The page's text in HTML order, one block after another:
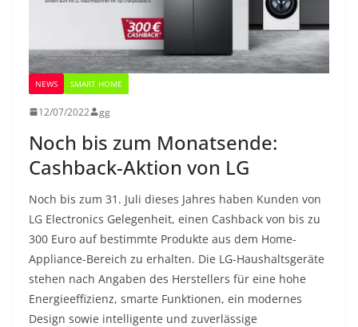
NEWS SMART HOME
12/07/2022 gg
Noch bis zum Monatsende:
Cashback-Aktion von LG
Noch bis zum 31. Juli dieses Jahres haben Kunden von
LG Electronics Gelegenheit, einen Cashback von bis zu
300 Euro auf bestimmte Produkte aus dem Home-
Appliance-Bereich zu erhalten. Die LG-Haushaltsgeräte
stehen nach Angaben des Herstellers für eine hohe
Energieeffizienz, smarte Funktionen, ein modernes
Design sowie intelligente und zuverlässige